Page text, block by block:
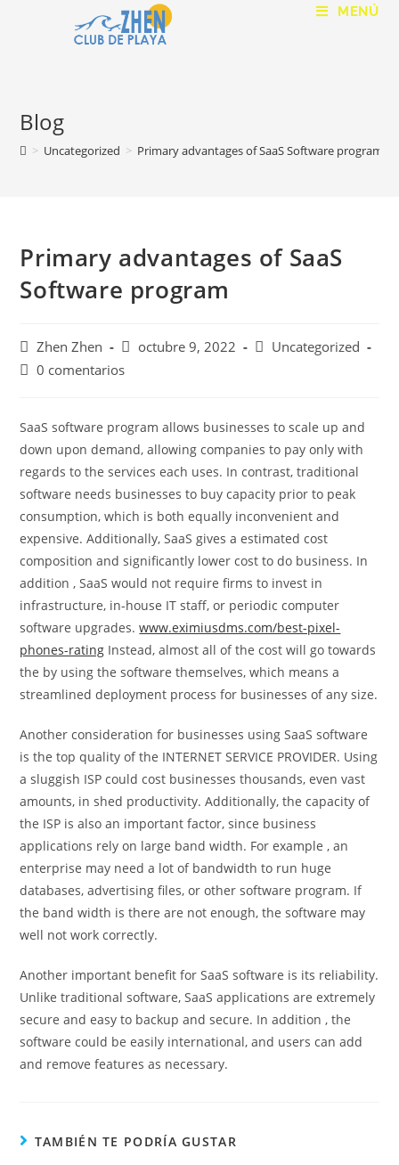
MENÚ
Blog
> Uncategorized > Primary advantages of SaaS Software program
Primary advantages of SaaS
Software program
Zhen Zhen octubre 9, 2022
Uncategorized
0 comentarios
SaaS software program allows businesses to scale up and
down upon demand, allowing companies to pay only with
regards to the services each uses. In contrast, traditional
software needs businesses to buy capacity prior to peak
consumption, which is both equally inconvenient and
expensive. Additionally, SaaS gives a estimated cost
composition and significantly lower cost to do business. In
addition , SaaS would not require firms to invest in
infrastructure, in-house IT staff, or periodic computer
software upgrades.www.eximiusdms.com/best-pixel-
phones-rating Instead, almost all of the cost will go towards
the by using the software themselves, which means a
streamlined deployment process for businesses of any size.
Another consideration for businesses using SaaS software
is the top quality of the INTERNET SERVICE PROVIDER. Using
a sluggish ISP could cost businesses thousands, even vast
amounts, in shed productivity. Additionally, the capacity of
the ISP is also an important factor, since business
applications rely on large band width. For example , an
enterprise may need a lot of bandwidth to run huge
databases, advertising files, or other software program. If
the band width is there are not enough, the software may
well not work correctly.
Another important benefit for SaaS software is its reliability.
Unlike traditional software, SaaS applications are extremely
secure and easy to backup and secure. In addition , the
software could be easily international, and users can add
and remove features as necessary.
TAMBIÉN TE PODRÍA GUSTAR